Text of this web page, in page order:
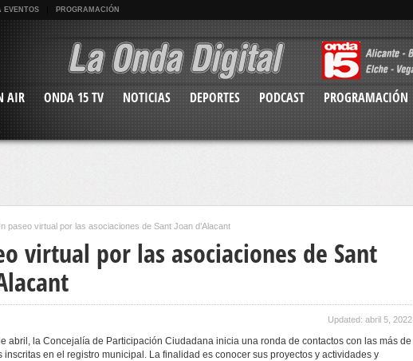
EVENTOS PROGRAMACIÓN
AIR ONDA 15 TV NOTICIAS DEPORTES PODCAST PROGRAMACIÓN
paseo virtual por las asociaciones de Sant Joan d’Alacant
virtual por las asociaciones de Sant
Updated: abril 5, 2022
abril, la Concejalía de Participación Ciudadana inicia una ronda de contactos con las más de
inscritas en el registro municipal. La finalidad es conocer sus proyectos y actividades y